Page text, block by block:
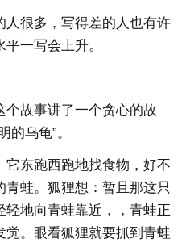
人很多，写得差的人也有许
一写会上升。
个故事讲了一个贪心的故
的乌龟”。
它东跑西跑地找食物，好不
蛙。狐狸想：暂且那这只
地向青蛙靠近，，青蛙正
。眼看狐狸就要抓到青蛙